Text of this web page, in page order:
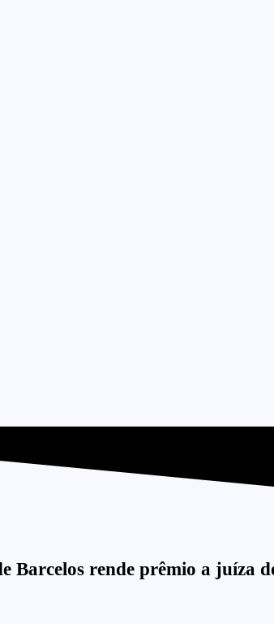
Barcelos rende prêmio a juíza